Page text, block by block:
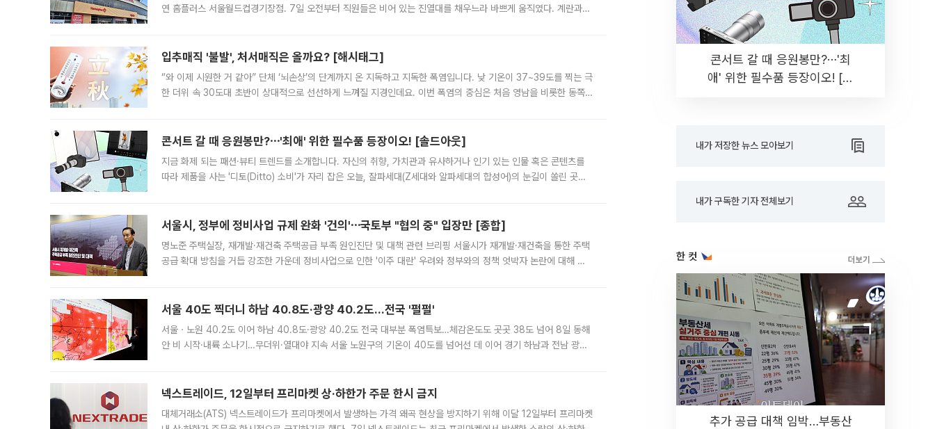
연 홈플러스 서울월드컵경기장점. 7일 오전부터 직원들은 비어 있는 진열대를 채우느라 바쁘게 움직였다. 계란과
입추매직 '불발', 처서매직은 올까요? [해시태그]
“와 이제 시원한 거 같아” 단체 ‘뇌손상’의 단계까지 온 지독하고 지독한 폭염입니다. 낮 기온이 37~39도를 찍는 극
한 더위 속 30도대 초반이 상대적으로 선선하게 느껴질 지경인데요. 이번 폭염의 중심은 처음 영남을 비롯한 동쪽
콘서트 갈 때 응원봉만?⋯'최애' 위한 필수품 등장이오! [솔드아웃]
지금 화제 되는 패션·뷰티 트렌드를 소개합니다. 자신의 취향, 가치관과 유사하거나 인기 있는 인물 혹은 콘텐츠를
따라 제품을 사는 '디토(Ditto) 소비'가 자리 잡은 오늘, 잘파세대(Z세대와 알파세대의 합성어)의 눈길이 쏠린 곳은
서울시, 정부에 정비사업 규제 완화 '건의'⋯국토부 "협의 중" 입장만 [종합]
명노준 주택실장, 재개발·재건축 주택공급 부족 원인진단 및 대책 관련 브리핑 서울시가 재개발·재건축을 통한 주택
공급 확대 방침을 거듭 강조한 가운데 정비사업으로 인한 '이주 대란' 우려와 정부와의 정책 엇박자 논란에 대해 정
서울 40도 찍더니 하남 40.8도·광양 40.2도…전국 '펄펄'
서울ㆍ노원 40.2도 이어 하남 40.8도·광양 40.2도 전국 대부분 폭염특보…체감온도도 곳곳 38도 넘어 8일 동해
안 비 시작·내륙 소나기…무더위·열대야 지속 서울 노원구의 기온이 40도를 넘어선 데 이어 경기 하남과 전남 광양
넥스트레이드, 12일부터 프리마켓 상·하한가 주문 한시 금지
대체거래소(ATS) 넥스트레이드가 프리마켓에서 발생하는 가격 왜곡 현상을 방지하기 위해 이달 12일부터 프리마켓
콘서트 갈 때 응원봉만?⋯'최
애' 위한 필수품 등장이오! [솔
내가 저장한 뉴스 모아보기
내가 구독한 기자 전체보기
한 컷
추가 공급 대책 임박…부동산